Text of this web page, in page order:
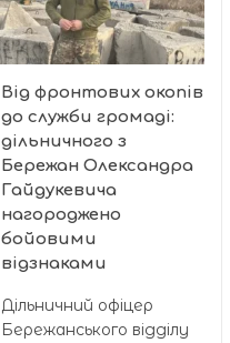
Від фронтових окопів
до служби громаді:
дільничного з
Бережан Олександра
Гайдукевича
нагороджено
бойовими
відзнаками
Дільничний офіцер
Бережанського відділу